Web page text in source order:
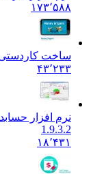
۱۷۳٬۵۸۸
ساخت کاردستی کاغذ -
۴۳٬۲۳۳
نرم افزار حسابداری
1.9.3.2
۱۸٬۴۳۱